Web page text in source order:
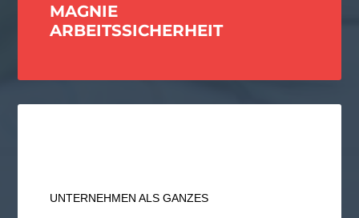
MAGNIE
ARBEITS­SICHERHEIT
UNTERNEHMEN ALS GANZES